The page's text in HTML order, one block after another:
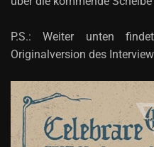
P.S.: Weiter unten
Originalversion des